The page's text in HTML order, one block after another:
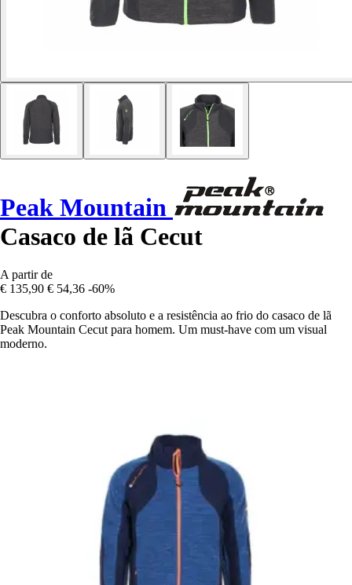
Peak Mountain
Casaco de lã Cecut
A partir de
€ 135,90 € 54,36 -60%
Descubra o conforto absoluto e a resistência ao frio do casaco de lã
Peak Mountain Cecut para homem. Um must-have com um visual
moderno.